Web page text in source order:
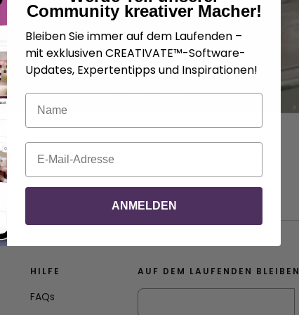
HILFE
FAQs
AUF DEM LAUFENDEN BLEIBEN
Community kreativer Macher!
Bleiben Sie immer auf dem Laufenden –
mit exklusiven CREATIVATE™-Software-
Updates, Expertentipps und Inspirationen!
Name
E-Mail
ANMELDEN